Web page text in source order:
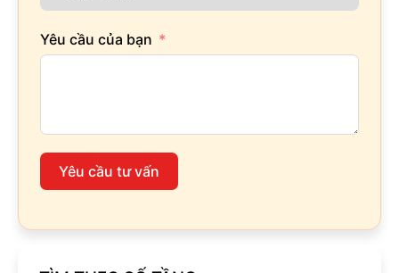
Yêu cầu của bạn
Yêu cầu tư vấn